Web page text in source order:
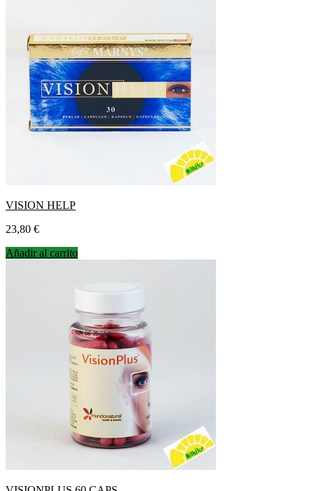
VISION HELP
Precio
23,80 €
Añadir al carrito